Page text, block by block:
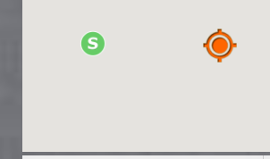
per visualizzare le informazioni